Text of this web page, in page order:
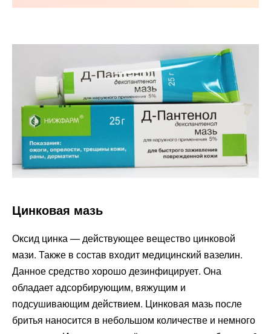
Цинковая мазь
Оксид цинка — действующее вещество цинковой
мази. Также в состав входит медицинский вазелин.
Данное средство хорошо дезинфицирует. Она
обладает адсорбирующим, вяжущим и
подсушивающим действием. Цинковая мазь после
бритья наносится в небольшом количестве и немного